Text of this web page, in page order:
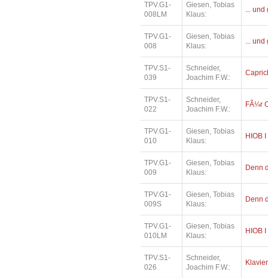
TPV.G1-
008LM
Giesen, Tobias
Klaus:
...
TPV.G1-
008
Giesen, Tobias
Klaus:
...
TPV.S1-
039
Schneider,
Joachim F.W.:
TPV.S1-
022
Schneider,
Joachim F.W.:
FÃ¼r
TPV.G1-
010
Giesen, Tobias
Klaus:
HIOB I
TPV.G1-
009
Giesen, Tobias
Klaus:
Denn
TPV.G1-
009S
Giesen, Tobias
Klaus:
Denn
TPV.G1-
010LM
Giesen, Tobias
Klaus:
HIOB I
TPV.S1-
026
Schneider,
Joachim F.W.: